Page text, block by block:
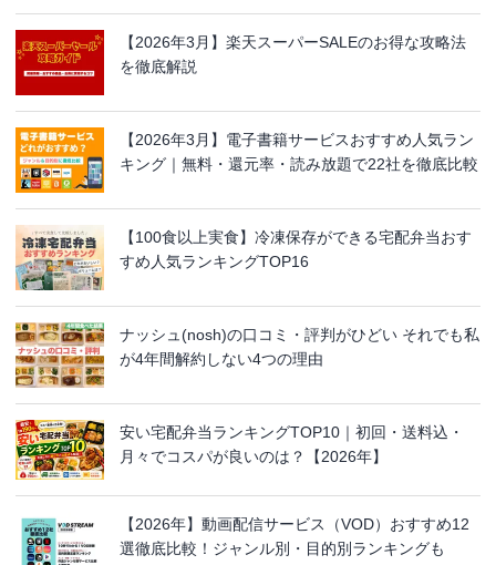
【2026年3月】楽天スーパーSALEのお得な攻略法
を徹底解説
【2026年3月】電子書籍サービスおすすめ人気ラン
キング｜無料・還元率・読み放題で22社を徹底比較
【100食以上実食】冷凍保存ができる宅配弁当おす
すめ人気ランキングTOP16
ナッシュ(nosh)の口コミ・評判がひどい それでも私
が4年間解約しない4つの理由
安い宅配弁当ランキングTOP10｜初回・送料込・
月々でコスパが良いのは？【2026年】
【2026年】動画配信サービス（VOD）おすすめ12
選徹底比較！ジャンル別・目的別ランキングも